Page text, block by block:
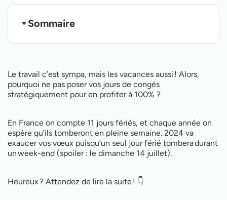
Le travail c’est sympa, mais les vacances aussi ! Alors,
pourquoi ne pas poser vos jours de congés
stratégiquement pour en profiter à 100% ?
En France on compte 11 jours fériés, et chaque année on
espère qu’ils tomberont en pleine semaine. 2024 va
exaucer vos vœux puisqu’un seul jour férié tombera durant
un week-end (spoiler : le dimanche 14 juillet).
Heureux ? Attendez de lire la suite ! 👇
Sommaire
Voici la liste des jours fériés 2024 :